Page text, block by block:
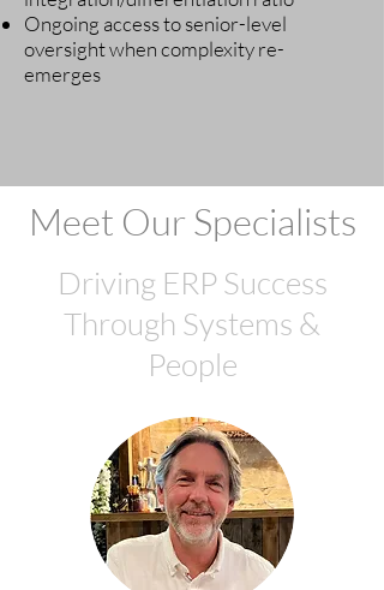
Ongoing access to senior-level
oversight when complexity re-
emerges
Meet Our Specialists
Driving ERP Success
Through Systems &
People